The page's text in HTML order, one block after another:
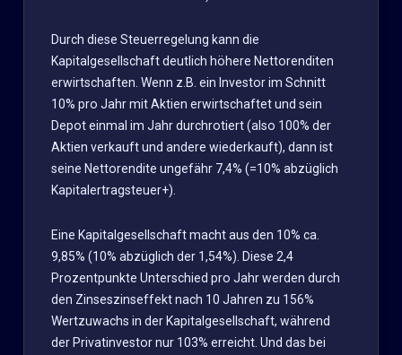
Durch diese Steuerregelung kann die
Kapitalgesellschaft deutlich höhere Nettorenditen
erwirtschaften. Wenn z.B. ein Investor im Schnitt
10% pro Jahr mit Aktien erwirtschaftet und sein
Depot einmal im Jahr durchrotiert (also 100% der
Aktien verkauft und andere wiederkauft), dann ist
seine Nettorendite ungefähr 7,4% (=10% abzüglich
Kapitalertragsteuer+).
Eine Kapitalgesellschaft macht aus den 10% ca.
9,85% (10% abzüglich der 1,54%). Diese 2,4
Prozentpunkte Unterschied pro Jahr werden durch
den Zinseszinseffekt nach 10 Jahren zu 156%
Wertzuwachs in der Kapitalgesellschaft, während
der Privatinvestor nur 103% erreicht. Und das bei